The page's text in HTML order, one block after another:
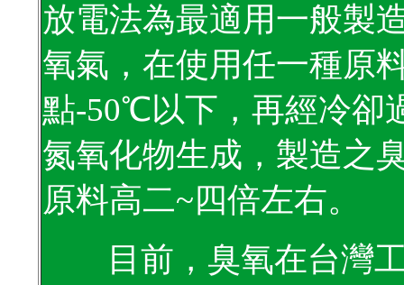
放電法為最適用一般製
氧氣，在使用任一種原
點-50℃以下，再經冷卻
氮氧化物生成，製造之
原料高二~四倍左右。
目前，臭氧在台灣工